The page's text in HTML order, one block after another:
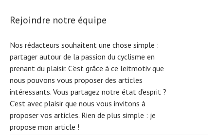
Rejoindre notre équipe
Nos rédacteurs souhaitent une chose simple :
partager autour de la passion du cyclisme en
prenant du plaisir. C'est grâce à ce leitmotiv que
nous pouvons vous proposer des articles
intéressants. Vous partagez notre état d'esprit ?
C'est avec plaisir que nous vous invitons à
proposer vos articles. Rien de plus simple : je
propose mon article !